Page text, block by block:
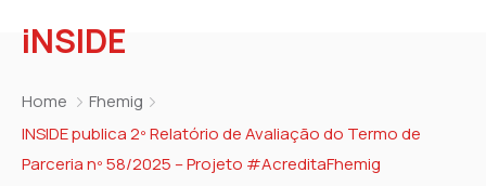
iNSIDE
Home
Fhemig
INSIDE publica 2º Relatório de Avaliação do Termo de
Parceria nº 58/2025 – Projeto #AcreditaFhemig